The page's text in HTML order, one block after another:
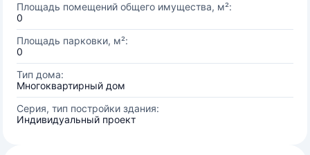
Площадь помещений общего имущества, м²:
0
Площадь парковки, м²:
0
Тип дома:
Многоквартирный дом
Серия, тип постройки здания:
Индивидуальный проект